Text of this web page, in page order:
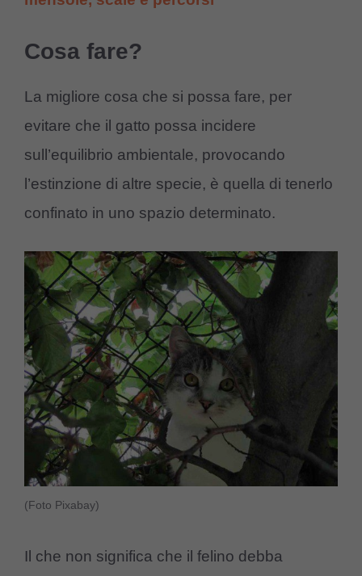
Cosa fare?
La migliore cosa che si possa fare, per
evitare che il gatto possa incidere
sull’equilibrio ambientale, provocando
l’estinzione di altre specie, è quella di tenerlo
confinato in uno spazio determinato.
(Foto Pixabay)
Il che non significa che il felino debba